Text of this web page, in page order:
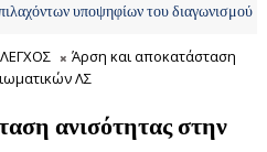
υποψηφίων του διαγωνισμού
Άρση και αποκατάσταση
ΛΣ
ανισότητας στην